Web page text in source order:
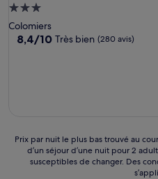
Hébergement
3.0 étoiles
Colomiers
8.4
8,4/10 Très bien (280 avis)
Prix
Prix par nuit le plus bas trouvé au
d’un séjour d’une nuit pour 2
susceptibles de changer. Des